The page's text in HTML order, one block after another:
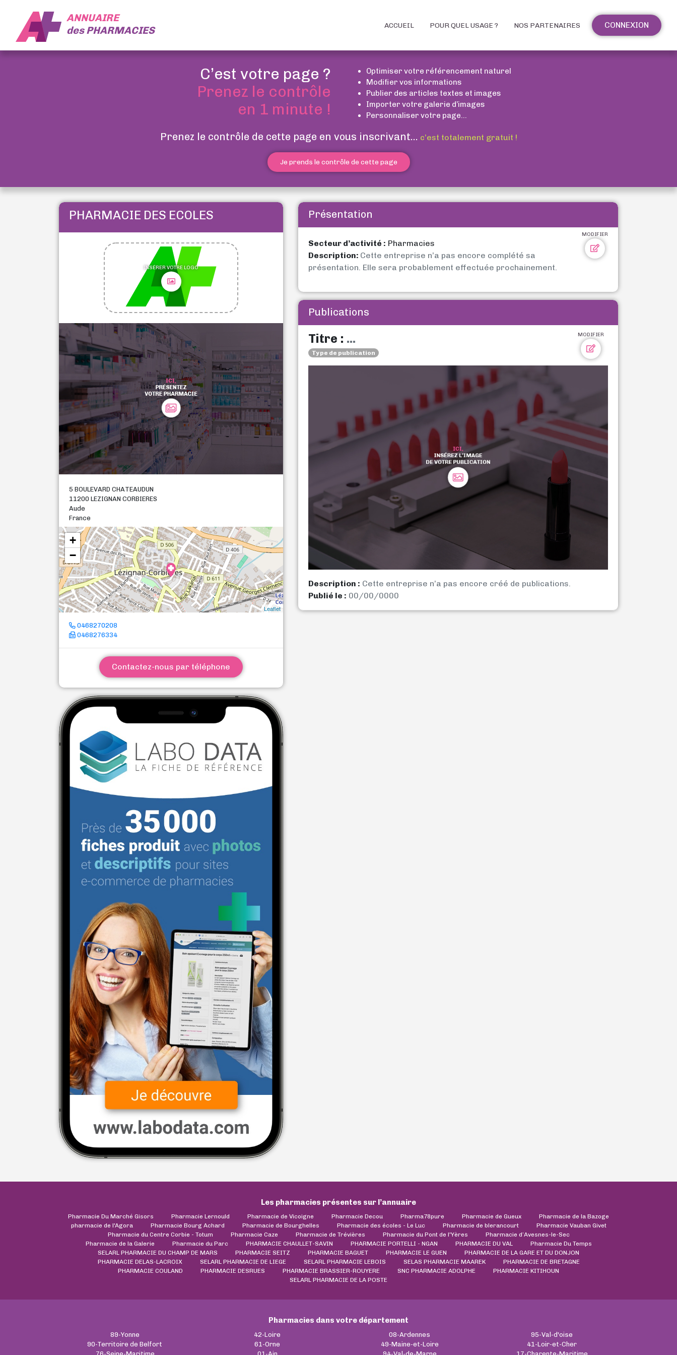
ANNUAIRE
desPHARMACIES ACCUEIL POUR QUEL USAGE ? NOS PARTENAIRES CONNEXION
C’est votre page ?
Prenez le contrôle
en 1 minute !
Optimiser votre référencement naturel
Modifier vos informations
Publier des articles textes et images
Importer votre galerie d’images
Personnaliser votre page...
Prenez le contrôle de cette page en vous inscrivant... c’est totalement gratuit !
Je prends le contrôle de cette page
PHARMACIE DES ECOLES
INSÉRER VOTRE LOGO
5 BOULEVARD CHATEAUDUN
11200 LEZIGNAN CORBIERES
Aude
France
+
−
Leaflet
0468270208
0468276334
Contactez-nous par téléphone
Présentation
MODIFIER
Secteur d’activité : Pharmacies
Description: Cette entreprise n’a pas encore complété sa
présentation. Elle sera probablement effectuée prochainement.
Publications
MODIFIER
Titre : ...
Type de publication
Description : Cette entreprise n’a pas encore créé de publications.
Publié le : 00/00/0000
Les pharmacies présentes sur l’annuaire
Pharmacie Du Marché Gisors Pharmacie Lernould Pharmacie de Vicoigne Pharmacie Decou Pharma78pure Pharmacie de Gueux
Pharmacie de la Bazoge
pharmacie de l'Agora
Pharmacie Bourg Achard Pharmacie de Bourghelles Pharmacie des écoles - Le Luc Pharmacie de blerancourt
Pharmacie Vauban Givet
Pharmacie du Centre Corbie - Totum
Pharmacie Caze Pharmacie de Trévières Pharmacie du Pont de l'Yères
Pharmacie d’Avesnes-le-Sec
Pharmacie de la Galerie
Pharmacie du Parc PHARMACIE CHAULLET-SAVIN PHARMACIE PORTELLI - NGAN PHARMACIE DU VAL
Pharmacie Du Temps
SELARL PHARMACIE DU CHAMP DE MARS
PHARMACIE SEITZ PHARMACIE BAGUET PHARMACIE LE GUEN
PHARMACIE DE LA GARE ET DU DONJON
PHARMACIE DELAS-LACROIX
SELARL PHARMACIE DE LIEGE SELARL PHARMACIE LEBOIS SELAS PHARMACIE MAAREK
PHARMACIE DE BRETAGNE
PHARMACIE COULAND
PHARMACIE DESRUES PHARMACIE BRASSIER-ROUYERE SNC PHARMACIE ADOLPHE
PHARMACIE KITIHOUN
SELARL PHARMACIE DE LA POSTE
Pharmacies dans votre département
89-Yonne
90-Territoire de Belfort
42-Loire
61-Orne
08-Ardennes
49-Maine-et-Loire
95-Val-d'oise
41-Loir-et-Cher